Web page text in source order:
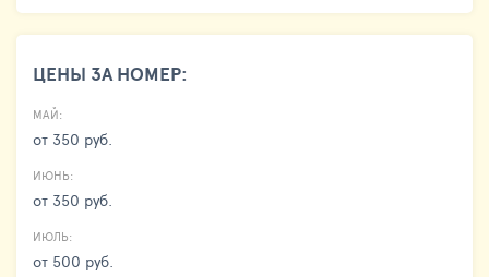
ЦЕНЫ ЗА НОМЕР:
МАЙ:
от 350 руб.
ИЮНЬ:
от 350 руб.
ИЮЛЬ:
от 500 руб.